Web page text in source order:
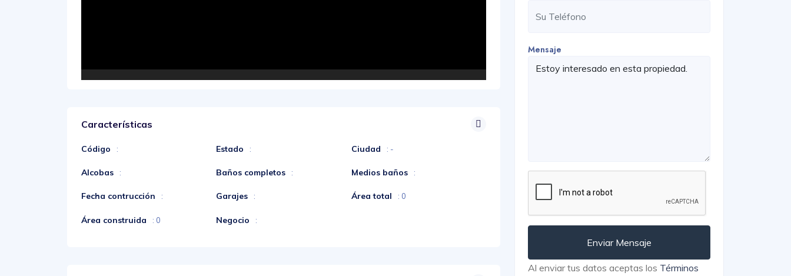
Características
Código : Estado : Ciudad : -
Alcobas : Baños completos : Medios baños :
Fecha contrucción : Garajes : Área total : 0
Área construida : 0 Negocio :
Mensaje
Enviar Mensaje
Al enviar tus datos aceptas los Términos